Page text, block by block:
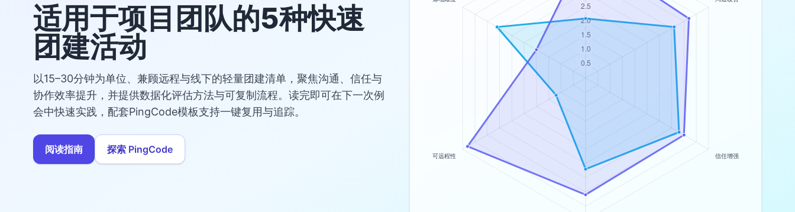
适用于项目团队的5种快速
团建活动
以15–30分钟为单位、兼顾远程与线下的轻量团建清单，聚焦沟通、信任与
协作效率提升，并提供数据化评估方法与可复制流程。读完即可在下一次例
会中快速实践，配套PingCode模板支持一键复用与追踪。
阅读指南 探索 PingCode